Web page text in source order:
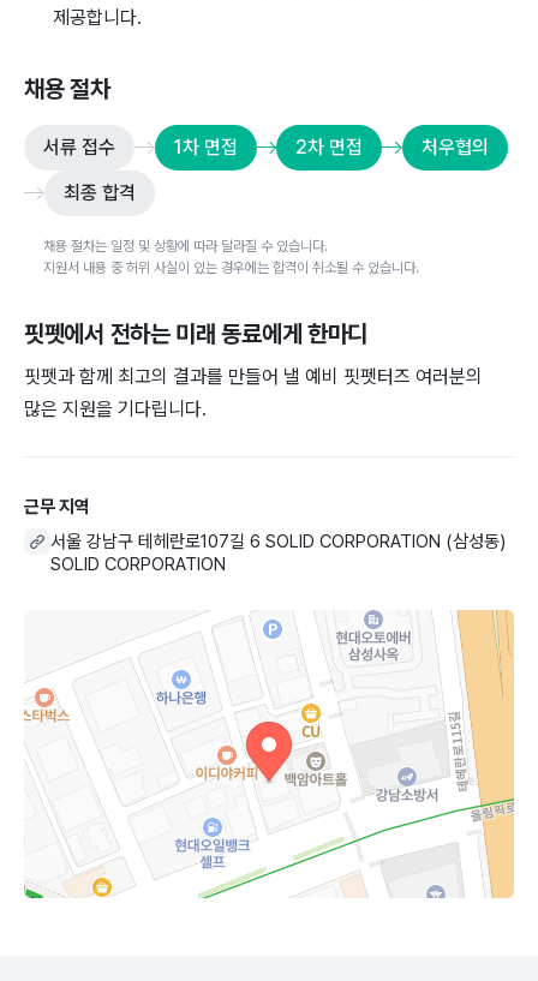
제공합니다.
채용 절차
서류 접수 1차 면접 2차 면접
처우협의
최종 합격
채용 절차는 일정 및 상황에 따라 달라질 수 있습니다.
지원서 내용 중 허위 사실이 있는 경우에는 합격이 취소될 수 있습니다.
핏펫에서 전하는 미래 동료에게 한마디
핏펫과 함께 최고의 결과를 만들어 낼 예비 핏펫터즈 여러분의
많은 지원을 기다립니다.
근무 지역
서울 강남구 테헤란로107길 6 SOLID CORPORATION (삼성동)
SOLID CORPORATION